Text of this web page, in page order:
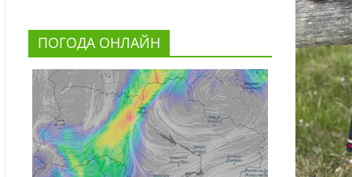
ПОГОДА ОНЛАЙН